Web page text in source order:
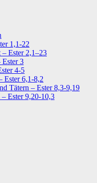
1,1-22
– Ester 2,1–23
Ester 3
4-5
Ester 6,1-8,2
Tätern – Ester 8,3-9,19
Ester 9,20-10,3